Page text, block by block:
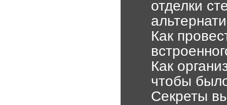
отделки
Как
Как
чтобы
Секреты